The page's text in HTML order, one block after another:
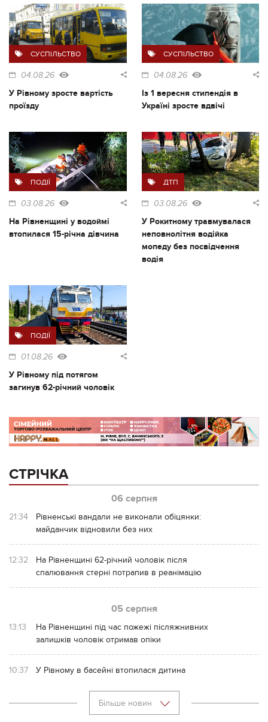
СУСПІЛЬСТВО
04.08.26
У Рівному зросте вартість
проїзду
СУСПІЛЬСТВО
04.08.26
Із 1 вересня стипендія в
Україні зросте вдвічі
ПОДІЇ
03.08.26
На Рівненщині у водоймі
втопилася 15-річна дівчина
ДТП
03.08.26
У Рокитному травмувалася
неповнолітня водійка
мопеду без посвідчення
водія
ПОДІЇ
01.08.26
У Рівному під потягом
загинув 62-річний чоловік
СТРІЧКА
06 серпня
21:34
Рівненські вандали не виконали обіцянки:
майданчик відновили без них
12:32
На Рівненщині 62-річний чоловік після
спалювання стерні потрапив в реанімацію
05 серпня
13:13
На Рівненщині під час пожежі післяжнивних
залишків чоловік отримав опіки
10:37 У Рівному в басейні втопилася дитина
Більше новин